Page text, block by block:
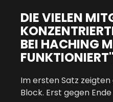
DIE VIELEN
BEI HACHING
Im ersten Satz
Block. Erst gegen